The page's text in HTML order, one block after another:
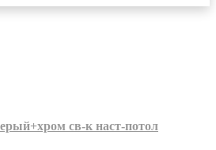
св-к наст-потол